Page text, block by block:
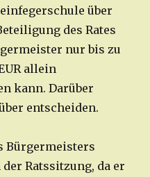
über
des Rates
nur bis zu
allein
kann. Darüber
entscheiden.
Bürgermeisters
Ratssitzung, da er